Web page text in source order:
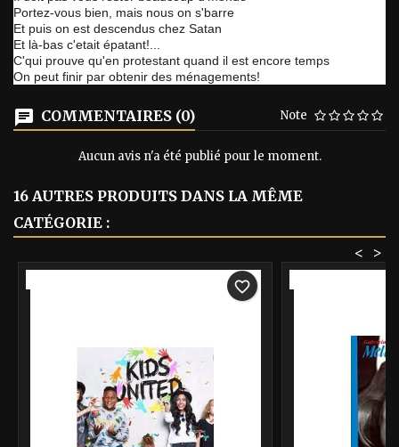
Portez-vous bien, mais nous on s'barre
Et puis on est descendus chez Satan
Et là-bas c'etait épatant!...
C'qui prouve qu'en protestant quand il est encore temps
On peut finir par obtenir des ménagements!
COMMENTAIRES (0) Note
Aucun avis n'a été publié pour le moment.
16 AUTRES PRODUITS DANS LA MÊME
CATÉGORIE :
>
<
favorite_border